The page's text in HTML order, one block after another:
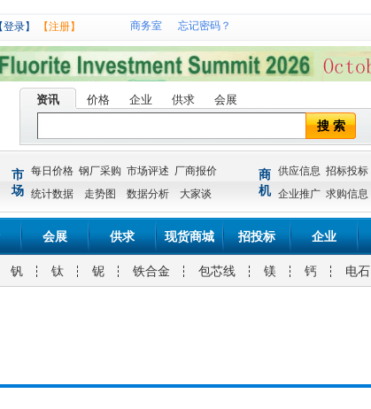
登录】 【注册】 商务室 忘记密码？
资讯 价格 企业 供求 会展
搜 索
市
场
每日价格 钢厂采购 市场评述 厂商报价
统计数据
走势图 数据分析 大家谈
商
机
供应信息 招标投标
企业推广 求购信息
会展 供求 现货商城 招投标 企业
钒 钛 铌 铁合金 包芯线 镁 钙 电石